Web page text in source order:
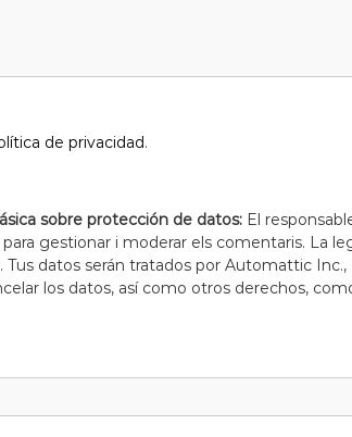
a
de privacidad.
sobre protección de datos: El
para gestionar i moderar els comentaris. La
Tus datos serán tratados por Automattic
los datos, así como otros derechos,